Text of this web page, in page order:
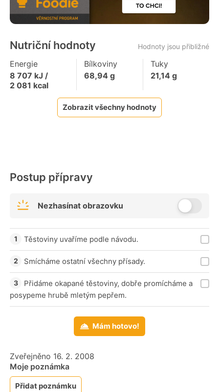
Nutriční hodnoty Hodnoty jsou přibližné
Energie
8 707 kJ /
2 081 kcal
Bílkoviny
68,94 g
Tuky
21,14 g
Zobrazit všechny hodnoty
Postup přípravy
Nezhasínat obrazovku
Těstoviny uvaříme podle návodu.
Smícháme ostatní všechny přísady.
Přidáme okapané těstoviny, dobře promícháme a
posypeme hrubě mletým pepřem.
Mám hotovo!
Zveřejněno 16. 2. 2008
Moje poznámka
Přidat poznámku